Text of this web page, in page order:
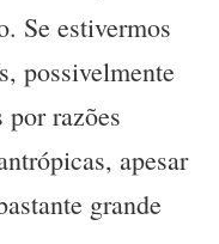
Se estivermos
possivelmente
por razões
apesar
grande